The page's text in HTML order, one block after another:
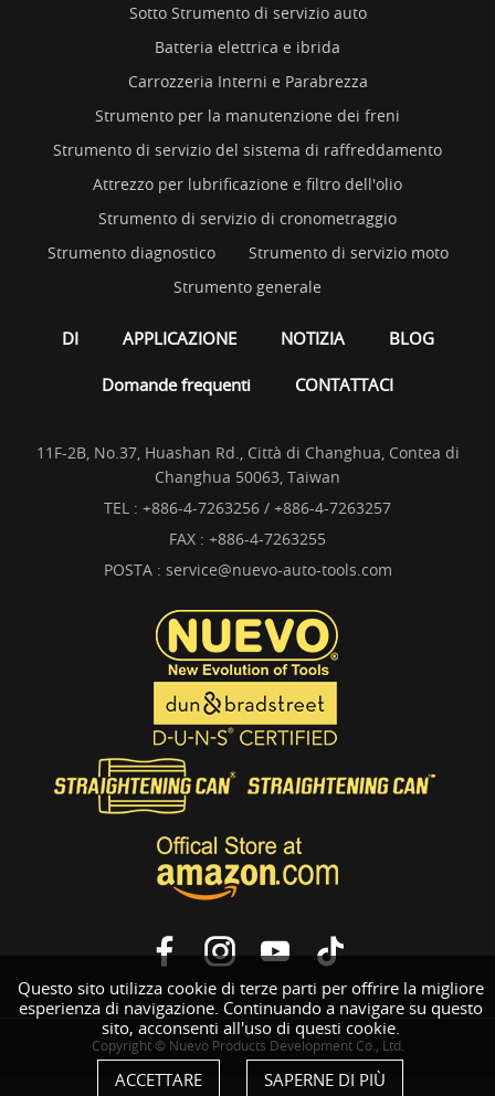
Questo sito utilizza cookie di terze parti per offrire la migliore
esperienza di navigazione. Continuando a navigare su questo
sito, acconsenti all'uso di questi cookie.
ACCETTARE SAPERNE DI PIÙ
Sotto Strumento di servizio auto
Batteria elettrica e ibrida
Carrozzeria Interni e Parabrezza
Strumento per la manutenzione dei freni
Strumento di servizio del sistema di raffreddamento
Attrezzo per lubrificazione e filtro dell'olio
Strumento di servizio di cronometraggio
Strumento diagnostico
Strumento di servizio moto
Strumento generale
DI APPLICAZIONE NOTIZIA BLOG
Domande frequenti CONTATTACI
11F-2B, No.37, Huashan Rd., Città di Changhua, Contea di
Changhua 50063, Taiwan
TEL : +886-4-7263256 / +886-4-7263257
FAX : +886-4-7263255
POSTA : service@nuevo-auto-tools.com
Copyright © Nuevo Products Development Co., Ltd.